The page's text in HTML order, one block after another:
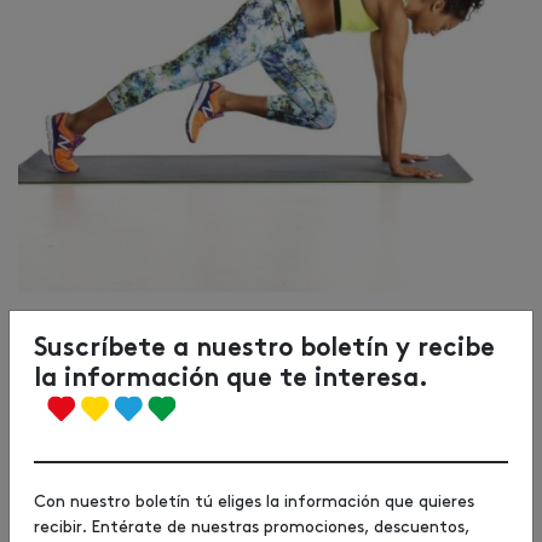
3. Ejercicios para bajar de peso zumba
Para los más divertidos y los que más ritmo tienen en el cuerpo,
presentamos una rutina de ejercicios para bajar de peso
haciendo zumba. Sí, este tipo de actividad está compuesta por
La música va a gusto de cada uno, pero nosotros te
Suscríbete a nuestro boletín y recibe
la información que te interesa.
Con nuestro boletín tú eliges la información que quieres
recibir. Entérate de nuestras promociones, descuentos,